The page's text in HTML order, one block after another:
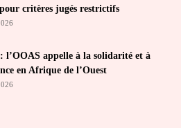
critères jugés restrictifs
l’OOAS appelle à la solidarité et à
en Afrique de l’Ouest